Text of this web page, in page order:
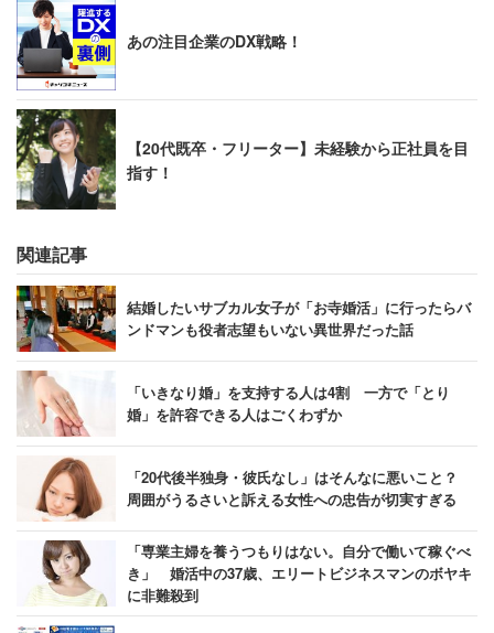
あの注目企業のDX戦略！
【20代既卒・フリーター】未経験から正社員を目
指す！
関連記事
結婚したいサブカル女子が「お寺婚活」に行ったらバ
ンドマンも役者志望もいない異世界だった話
「いきなり婚」を支持する人は4割 一方で「とり
婚」を許容できる人はごくわずか
「20代後半独身・彼氏なし」はそんなに悪いこと？
周囲がうるさいと訴える女性への忠告が切実すぎる
「専業主婦を養うつもりはない。自分で働いて稼ぐべ
き」 婚活中の37歳、エリートビジネスマンのボヤキ
に非難殺到